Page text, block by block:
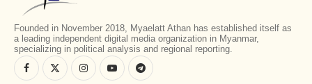
Founded in November 2018, Myaelatt Athan has established itself as
a leading independent digital media organization in Myanmar,
specializing in political analysis and regional reporting.